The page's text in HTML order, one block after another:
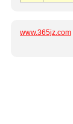
www.365jz.com